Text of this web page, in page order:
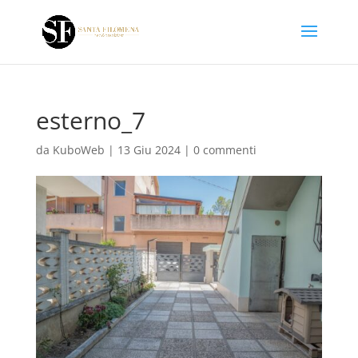
esterno_7
da KuboWeb | 13 Giu 2024| 0 commenti